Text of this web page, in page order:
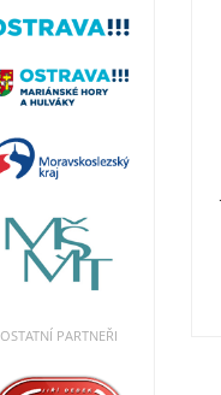
OSTATNÍ PARTNEŘI